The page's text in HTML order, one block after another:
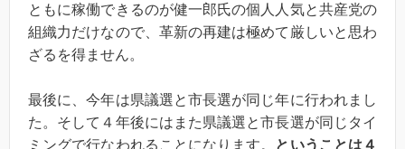
ともに稼働できるのが健一郎氏の個人人気と共産党の
組織力だけなので、革新の再建は極めて厳しいと思わ
ざるを得ません。
最後に、今年は県議選と市長選が同じ年に行われまし
た。そして４年後にはまた県議選と市長選が同じタイ
ミングで行なわれることになります。 ということは４